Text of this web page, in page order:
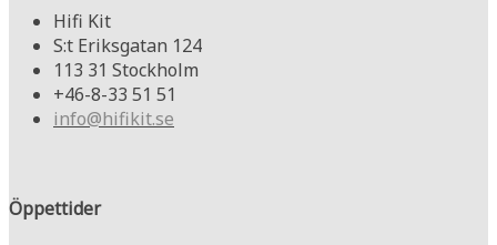
Hifi Kit
S:t Eriksgatan 124
113 31 Stockholm
+46-8-33 51 51
info@hifikit.se
Öppettider